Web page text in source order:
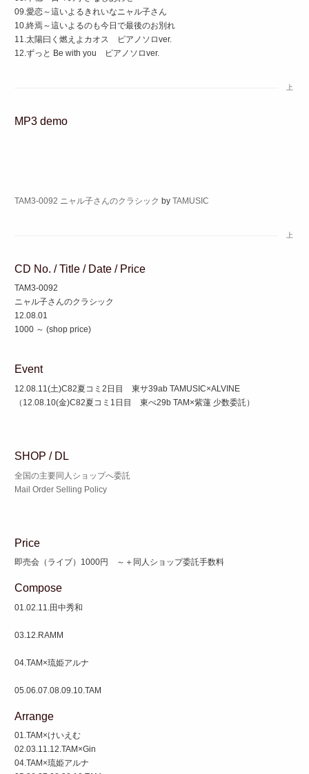
09.愛恋～這いよるきれいなニャル子さん
10.終焉～這いよるのも今日で最後のお別れ
11.太陽曰く燃えよカオス ピアノソロver.
12.ずっと Be with you ピアノソロver.
上
MP3 demo
TAM3-0092 ニャル子さんのクラシック byTAMUSIC
上
CD No. / Title / Date / Price
TAM3-0092
ニャル子さんのクラシック
12.08.01
1000 ～ (shop price)
Event
12.08.11(土)C82夏コミ2日目 東サ39ab TAMUSIC×ALVINE
（12.08.10(金)C82夏コミ1日目 東ぺ29b TAM×紫蓮 少数委託）
SHOP / DL
全国の主要同人ショップへ委託
Mail Order Selling Policy
Price
即売会（ライブ）1000円 ～＋同人ショップ委託手数料
Compose
01.02.11.田中秀和
03.12.RAMM
04.TAM×琉姫アルナ
05.06.07.08.09.10.TAM
Arrange
01.TAM×けいえむ
02.03.11.12.TAM×Gin
04.TAM×琉姫アルナ